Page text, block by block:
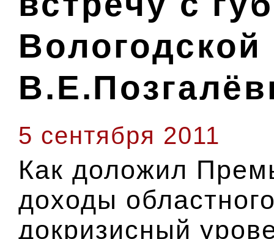
Вологодской
5 сентября 2011
Как доложил
доходы
докризисный